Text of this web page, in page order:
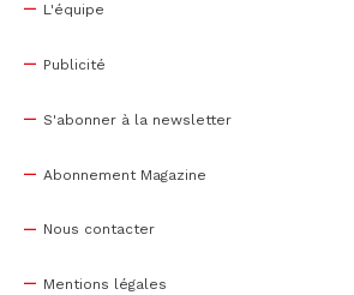
L'équipe
Publicité
S'abonner à la newsletter
Abonnement Magazine
Nous contacter
Mentions légales